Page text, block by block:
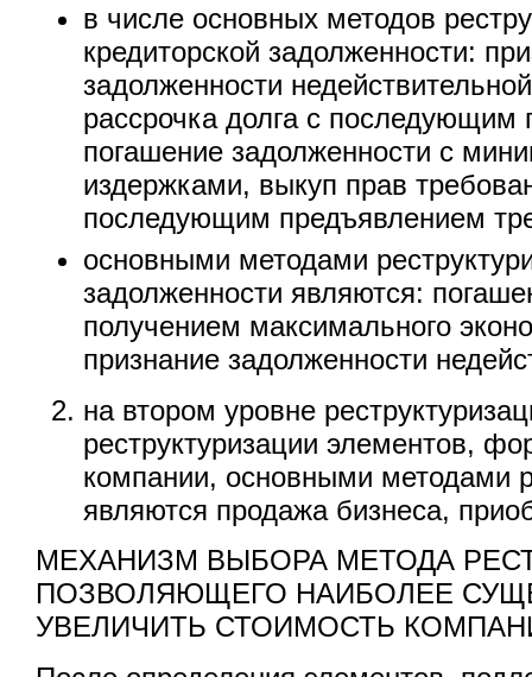
в числе основных методов
кредиторской задолженности:
задолженности
рассрочка долга с последующим
погашение задолженности с
издержками, выкуп прав
последующим предъявлением
основными методами
задолженности являются:
получением максимального
признание задолженности
на втором уровне
реструктуризации элементов,
компании, основными методами
являются продажа бизнеса,
МЕХАНИЗМ ВЫБОРА МЕТОДА
ПОЗВОЛЯЮЩЕГО НАИБОЛЕЕ
УВЕЛИЧИТЬ СТОИМОСТЬ